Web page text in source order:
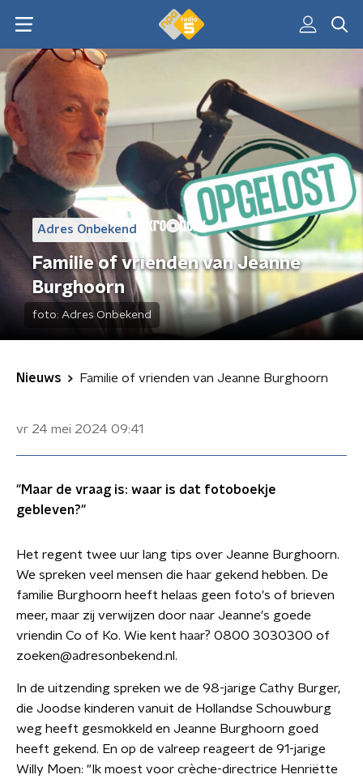
Adres Onbekend
Familie of vrienden van Jeanne
Burghoorn
foto: Adres Onbekend
Nieuws Familie of vrienden van Jeanne Burghoorn
vr 24 mei 2024 09:41
"Maar de vraag is: waar is dat fotoboekje
gebleven?"
Het regent twee uur lang tips over Jeanne Burghoorn.
We spreken veel mensen die haar gekend hebben. De
familie Burghoorn heeft helaas geen foto's of brieven
meer, maar zij verwijzen door naar Jeanne's goede
vriendin Co of Ko. Wie kent haar? 0800 3030300 of
zoeken@adresonbekend.nl.
In de uitzending spreken we de 98-jarige Cathy Burger,
die Joodse kinderen vanuit de Hollandse Schouwburg
weg heeft gesmokkeld en Jeanne Burghoorn goed
heeft gekend. En op de valreep reageert de 91-jarige
Willy Moen: "Ik moest voor crèche-directrice Henriëtte